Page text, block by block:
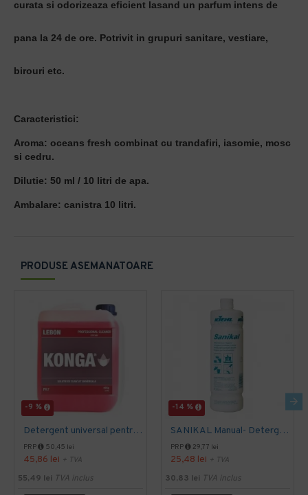
PRODUSE ASEMANATOARE
-9 %
Detergent universal pentru suprafete, Professional Cleaner, Konga, 5 L
PRP 50,45 lei
45,86 lei + TVA
55,49 lei TVA inclus
-14 %
SANIKAL Manual- Detergent pentru obiecte sanitare, 1 L, Kiehl
PRP 29,77 lei
25,48 lei + TVA
30,83 lei TVA inclus
curata si odorizeaza eficient lasand un parfum intens de
pana la 24 de ore. Potrivit in grupuri sanitare, vestiare,
birouri etc.
Caracteristici:
Aroma: oceans fresh combinat cu trandafiri, iasomie, mosc
si cedru.
Dilutie: 50 ml / 10 litri de apa.
Ambalare: canistra 10 litri.